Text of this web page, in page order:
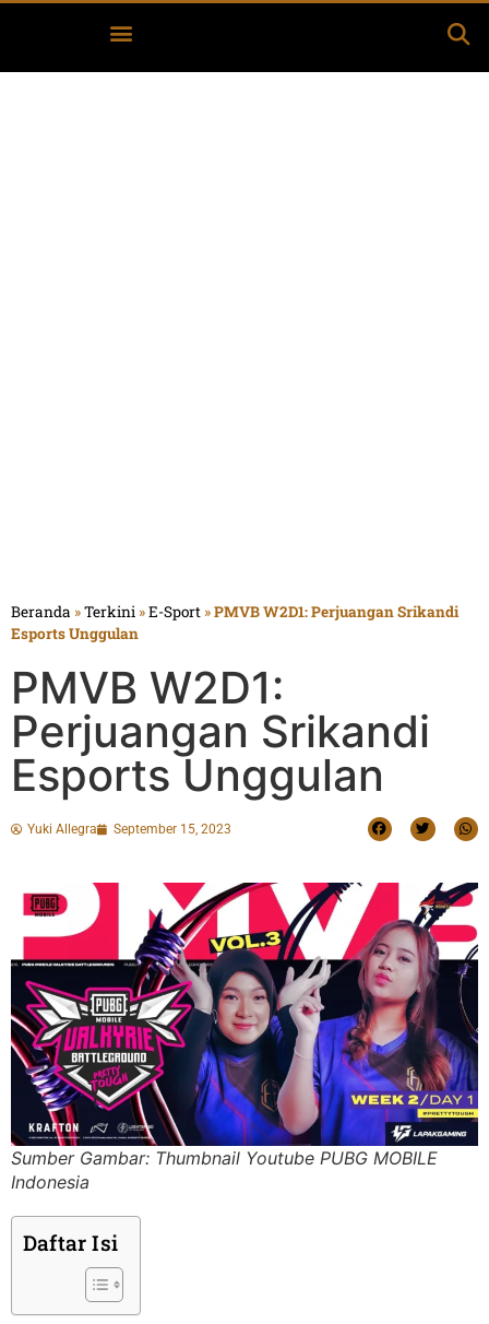
Beranda »Terkini »E-Sport »PMVB W2D1: Perjuangan Srikandi
Esports Unggulan
PMVB W2D1:
Perjuangan Srikandi
Esports Unggulan
Yuki Allegra September 15, 2023
Sumber Gambar: Thumbnail Youtube PUBG MOBILE
Indonesia
Daftar Isi